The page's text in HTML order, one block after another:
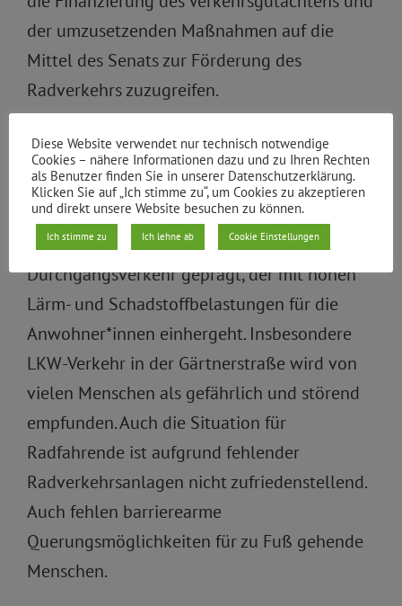
der umzusetzenden Maßnahmen auf die
Mittel des Senats zur Förderung des
Radverkehrs zuzugreifen.
Der Bezirksverordnetenversammlung ist bis
Oktober 2017 zu berichten.
Begründung:
Das beschriebene Gebiet ist von starkem
Durchgangsverkehr geprägt, der mit hohen
Lärm- und Schadstoffbelastungen für die
Anwohner*innen einhergeht. Insbesondere
LKW-Verkehr in der Gärtnerstraße wird von
vielen Menschen als gefährlich und störend
empfunden. Auch die Situation für
Radfahrende ist aufgrund fehlender
Radverkehrsanlagen nicht zufriedenstellend.
Auch fehlen barrierearme
Querungsmöglichkeiten für zu Fuß gehende
Menschen.
Diese Website verwendet nur technisch notwendige
Cookies – nähere Informationen dazu und zu Ihren Rechten
als Benutzer finden Sie in unserer Datenschutzerklärung.
Klicken Sie auf „Ich stimme zu“, um Cookies zu akzeptieren
und direkt unsere Website besuchen zu können.
Ich stimme zu Ich lehne ab Cookie Einstellungen